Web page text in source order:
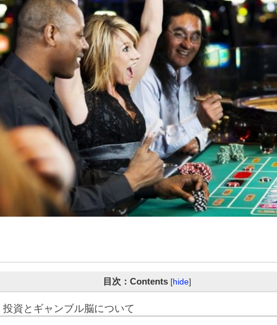
目次：Contents [hide]
投資とギャンブル脳について